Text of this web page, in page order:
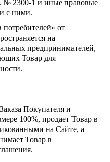
№ 2300-1 и иные правовые
с ними.
от
на
предпринимателей,
Товар для
Покупателя и
100%, продает Товар в
на Сайте, а
Товар в